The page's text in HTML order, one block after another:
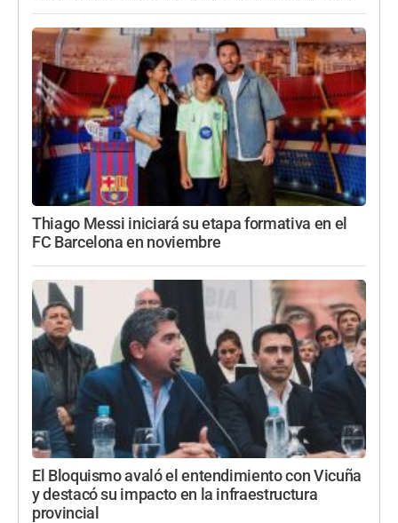
Thiago Messi iniciará su etapa formativa en el
FC Barcelona en noviembre
El Bloquismo avaló el entendimiento con Vicuña
y destacó su impacto en la infraestructura
provincial